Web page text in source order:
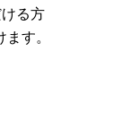
る方
す。